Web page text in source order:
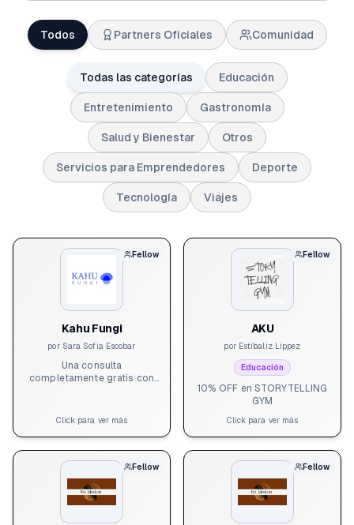
Todos Partners Oficiales Comunidad
Todas las categorías Educación
Entretenimiento Gastronomía
Salud y Bienestar Otros
Servicios para Emprendedores Deporte
Tecnología Viajes
Fellow
Kahu Fungi
por Sara Sofia Escobar
Una consulta
completamente gratis con
proceso hacía el bienestar.
Click para ver más
Fellow
AKU
por Estíbaliz Líppez
Educación
10% OFF en STORYTELLING
GYM
Click para ver más
Fellow Fellow